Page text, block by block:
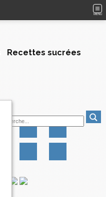
MENU
Recettes sucrées